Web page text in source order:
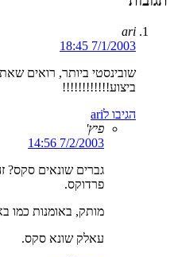
ari
7/1/2003 18:45
שובינסטי ביותר, רואים
ביצוע!!!!!!!!!!!!
הגיבו לari
פיץ'
7/2/2003 14:56
גברים שונאים סקס?
פרדוקס.
מותק, באומנות כמו
עאלק שונא סקס.